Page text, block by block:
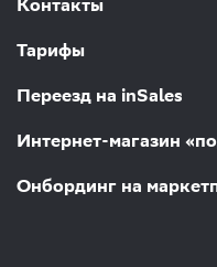
Контакты
Тарифы
Переезд на inSales
Интернет-магазин
Онбординг на